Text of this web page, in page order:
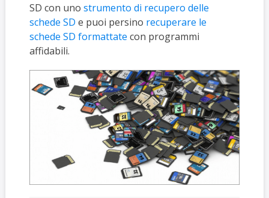
SD con uno strumento di recupero delle
schede SD e puoi persino recuperare le
schede SD formattate con programmi
affidabili.